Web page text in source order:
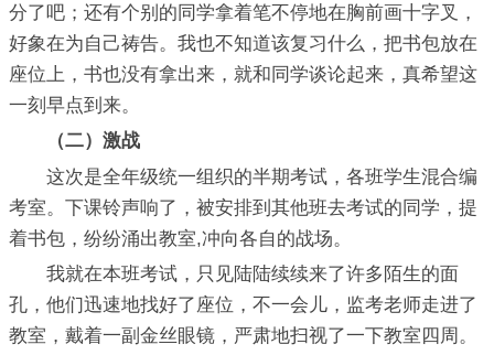
分了吧；还有个别的同学拿着笔不停地在胸前画十字叉，
好象在为自己祷告。我也不知道该复习什么，把书包放在
座位上，书也没有拿出来，就和同学谈论起来，真希望这
一刻早点到来。
（二）激战
这次是全年级统一组织的半期考试，各班学生混合编
考室。下课铃声响了，被安排到其他班去考试的同学，提
着书包，纷纷涌出教室,冲向各自的战场。
我就在本班考试，只见陆陆续续来了许多陌生的面
孔，他们迅速地找好了座位，不一会儿，监考老师走进了
教室，戴着一副金丝眼镜，严肃地扫视了一下教室四周。